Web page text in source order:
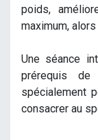
poids,
maximum,
Une séance
prérequis
spécialement
consacrer au